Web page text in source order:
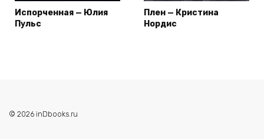
Испорченная — Юлия
Пульс
Плен — Кристина
Нордис
© 2026 inDbooks.ru